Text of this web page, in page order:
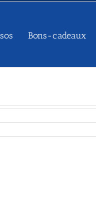
Bons-cadeaux